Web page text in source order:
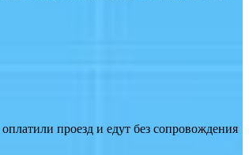
проезд и едут без сопровождения